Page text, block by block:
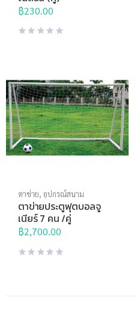
฿230.00
ตาข่าย,อุปกรณ์สนาม
ตาข่ายประตูฟุตบอลจู
เนียร์ 7 คน /คู่
฿2,700.00